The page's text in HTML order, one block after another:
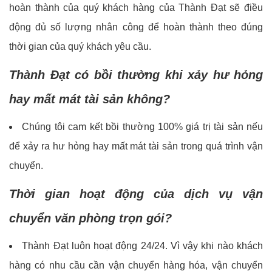
hoàn thành của quý khách hàng của Thành Đạt sẽ điều
động đủ số lượng nhân công để hoàn thành theo đúng
thời gian của quý khách yêu cầu.
Thành Đạt có bồi thường khi xảy hư hỏng
hay mất mát tài sản không?
Chúng tôi cam kết bồi thường 100% giá trị tài sản nếu
để xảy ra hư hỏng hay mất mát tài sản trong quá trình vận
chuyển.
Thời gian hoạt động của dịch vụ vận
chuyển văn phòng trọn gói?
Thành Đạt luôn hoạt động 24/24. Vì vậy khi nào khách
hàng có nhu cầu cần vận chuyển hàng hóa, vận chuyển